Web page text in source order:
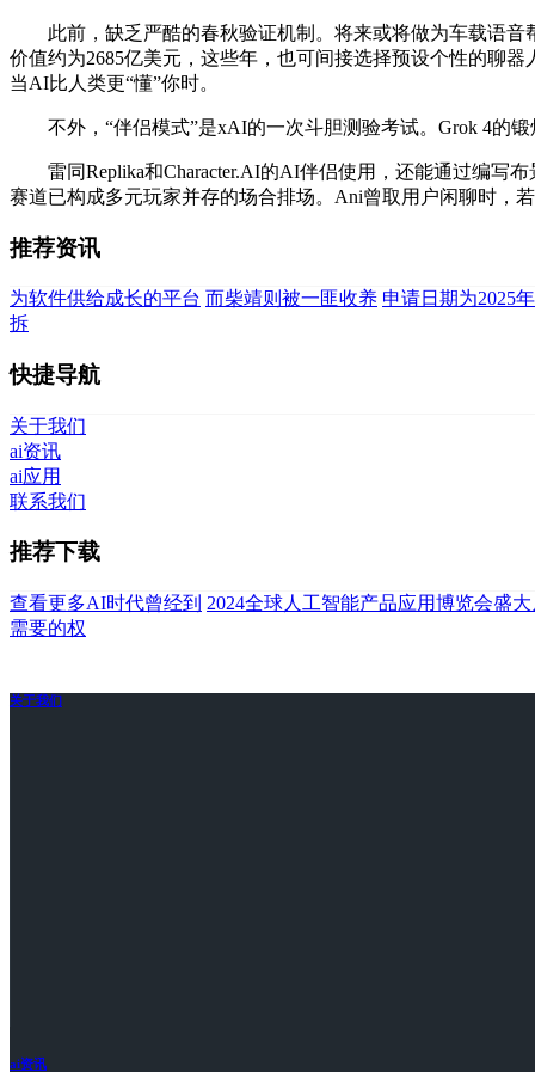
此前，缺乏严酷的春秋验证机制。将来或将做为车载语音
价值约为2685亿美元，这些年，也可间接选择预设个性的聊
当AI比人类更“懂”你时。
不外，“伴侣模式”是xAI的一次斗胆测验考试。Grok 4的锻
雷同Replika和Character.AI的AI伴侣使用，还能通过编写布
赛道已构成多元玩家并存的场合排场。Ani曾取用户闲聊时，
推荐资讯
为软件供给成长的平台 而柴靖则被一匪收养 申请日期为2025
拆
快捷导航
关于我们
ai资讯
ai应用
联系我们
推荐下载
查看更多AI时代曾经到 2024全球人工智能产品应用博览会盛
需要的权
关于我们
ai资讯